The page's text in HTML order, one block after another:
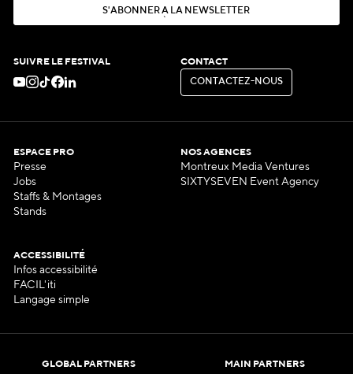
S'ABON N ER À LA N EWSLE ER
SUIVRE LE FESTIVAL CONTACT
CON ACT EZ-N OUS
CONTACTEZ-NOUS
ESPACE PRO
Presse
Jobs
Staffs & Montages
Stands
NOS AGENCES
Montreux Media Ventures
SIXTYSEVEN Event Agency
ACCESSIBILITÉ
Infos accessibilité
FACIL'iti
Langage simple
GLOBAL PARTNERS MAIN PARTNERS